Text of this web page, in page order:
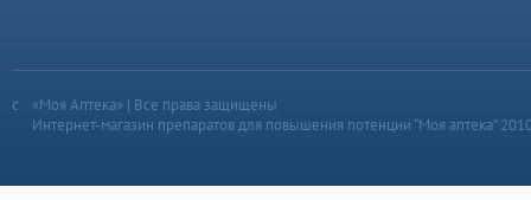
«Моя Аптека» | Все права защищены
Интернет-магазин препаратов для повышения потенции “Моя аптека”